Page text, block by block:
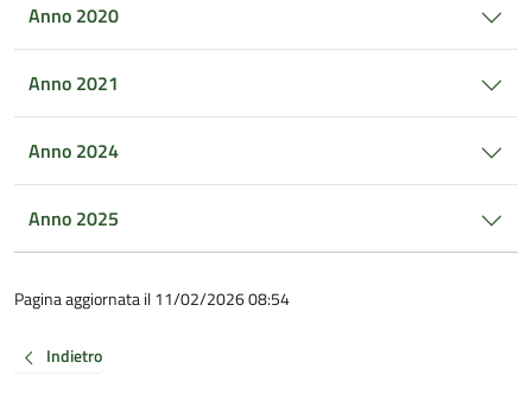
Anno 2020
Anno 2021
Anno 2024
Anno 2025
Pagina aggiornata il 11/02/2026 08:54
Indietro